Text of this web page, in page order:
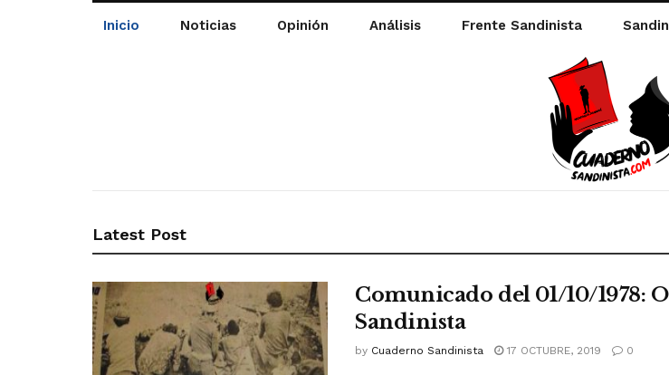
Inicio Noticias Opinión Análisis Frente Sandinista
Latest Post
Comunicado del 01/10/1978:
Sandinista
by Cuaderno Sandinista 17 OCTUBRE, 2019 0